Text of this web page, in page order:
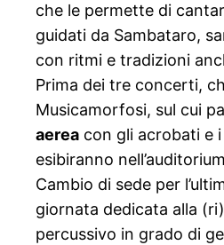
che le permette di
guidati da Sambataro,
con ritmi e tradizioni
Prima dei tre concerti,
Musicamorfosi, sul cui
aerea con gli acrobati e i
esibiranno
Cambio di sede per
giornata dedicata alla
percussivo in grado di